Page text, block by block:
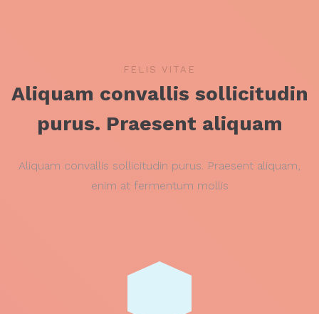
FELIS VITAE
Aliquam convallis sollicitudin
purus. Praesent aliquam
Aliquam convallis sollicitudin purus. Praesent aliquam,
enim at fermentum mollis